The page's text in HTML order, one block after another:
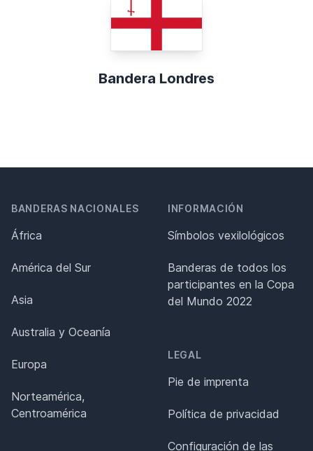
Bandera Londres
BANDERAS NACIONALES
África
América del Sur
Asia
Australia y Oceanía
Europa
Norteamérica,
Centroamérica
INFORMACIÓN
Símbolos vexilológicos
Banderas de todos los
participantes en la Copa
del Mundo 2022
LEGAL
Pie de imprenta
Política de privacidad
Configuración de las